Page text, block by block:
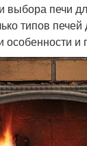
выбора печи
типов
особенности